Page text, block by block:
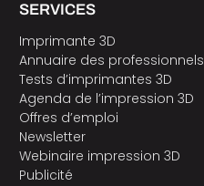
SERVICES
Imprimante 3D
Annuaire des professionnels
Tests d’imprimantes 3D
Agenda de l’impression 3D
Offres d’emploi
Newsletter
Webinaire impression 3D
Publicité